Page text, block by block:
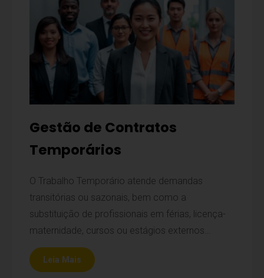
Gestão de Contratos
Temporários
O Trabalho Temporário atende demandas
transitórias ou sazonais, bem como a
substituição de profissionais em férias, licença-
maternidade, cursos ou estágios externos…
Leia Mais